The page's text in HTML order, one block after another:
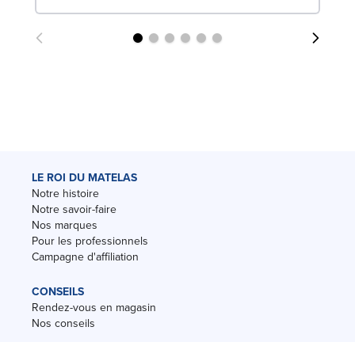
LE ROI DU MATELAS
Notre histoire
Notre savoir-faire
Nos marques
Pour les professionnels
Campagne d'affiliation
CONSEILS
Rendez-vous en magasin
Nos conseils